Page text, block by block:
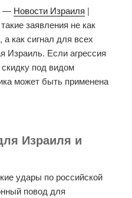
— Новости Израиля |
заявления не как
как сигнал для всех
Израиль. Если агрессия
под видом
может быть применена
Израиля и
удары по российской
повод для